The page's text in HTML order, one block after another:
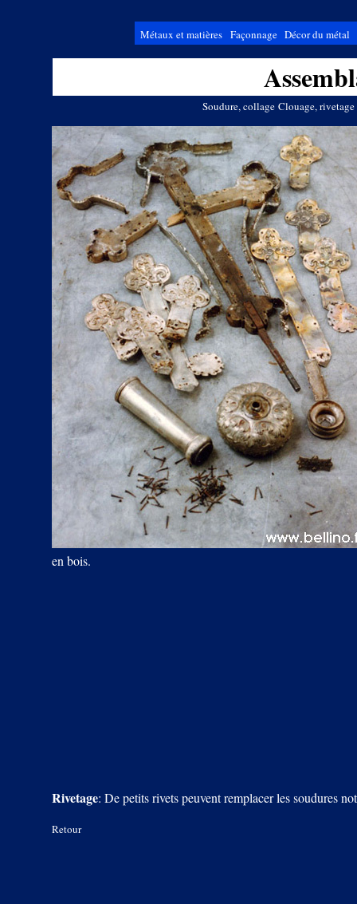
Métaux et matières Façonnage Décor du métal
Soudure, collage Clouage, rivetage
en bois.
Rivetage: De petits rivets peuvent remplacer les soudures
Retour